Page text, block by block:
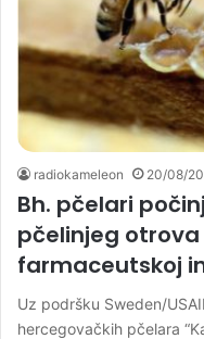
radiokameleon 20/08/
Bh. pčelari
pčelinjeg
farmaceutskoj
Uz podršku Sweden/
hercegovačkih pčelara